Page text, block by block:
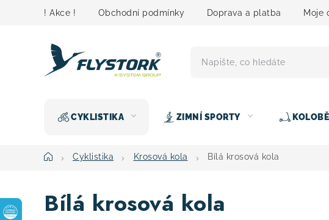
! Akce ! Obchodní podmínky Doprava a platba Moje
CYKLISTIKA ZIMNÍ SPORTY
DomůCyklistika Krosová kola Bílá krosová kola
Bílá krosová kola